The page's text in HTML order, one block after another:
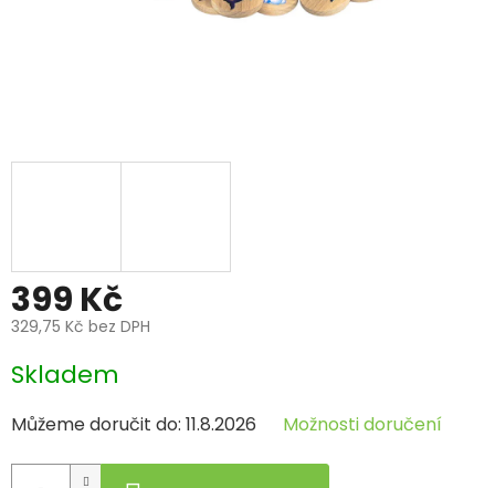
399 Kč
329,75 Kč bez DPH
Měrná
cena:
Skladem
Můžeme doručit do: 11.8.2026 Možnosti doručení